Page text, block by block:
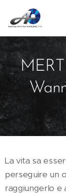
La vita sa
perseguire un
raggiungerlo e